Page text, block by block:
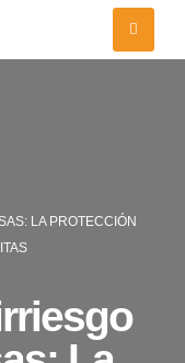
LA PROTECCIÓN